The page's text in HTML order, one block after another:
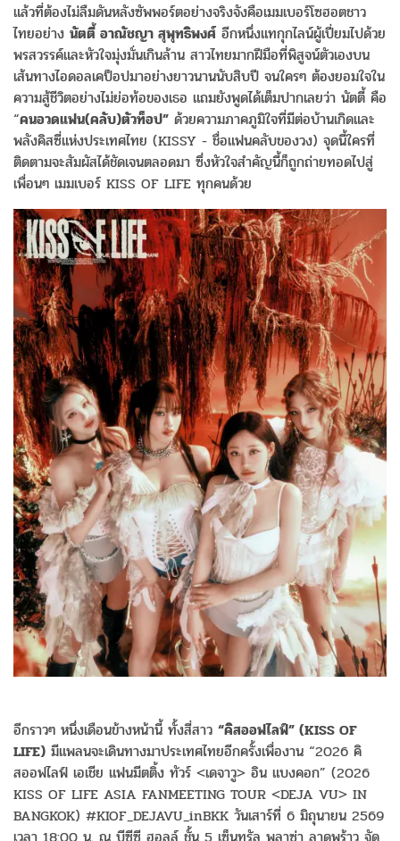
แล้วที่ต้องไม่ลืมดันหลังซัพพอร์ตอย่างจริงจังคือเมมเบอร์โซฮอตชาว
ไทยอย่าง นัตตี้ อาณัชญา สุพุทธิพงศ์ อีกหนึ่งแทกุกไลน์ผู้เปี่ยมไปด้วย
พรสวรรค์และหัวใจมุ่งมั่นเกินล้าน สาวไทยมากฝีมือที่พิสูจน์ตัวเองบน
เส้นทางไอดอลเคป็อปมาอย่างยาวนานนับสิบปี จนใครๆ ต้องยอมใจใน
ความสู้ชีวิตอย่างไม่ย่อท้อของเธอ แถมยังพูดได้เต็มปากเลยว่า นัตตี้ คือ
“คนอวดแฟน(คลับ)ตัวท็อป” ด้วยความภาคภูมิใจที่มีต่อบ้านเกิดและ
พลังคิสซี่แห่งประเทศไทย (KISSY - ชื่อแฟนคลับของวง) จุดนี้ใครที่
ติดตามจะสัมผัสได้ชัดเจนตลอดมา ซึ่งหัวใจสำคัญนี้ก็ถูกถ่ายทอดไปสู่
เพื่อนๆ เมมเบอร์ KISS OF LIFE ทุกคนด้วย
อีกราวๆ หนึ่งเดือนข้างหน้านี้ ทั้งสี่สาว “คิสออฟไลฟ์” (KISS OF
LIFE) มีแพลนจะเดินทางมาประเทศไทยอีกครั้งเพื่องาน “2026 คิ
สออฟไลฟ์ เอเชีย แฟนมีตติ้ง ทัวร์ <เดจาวู> อิน แบงคอก” (2026
KISS OF LIFE ASIA FANMEETING TOUR <DEJA VU> IN
BANGKOK) #KIOF_DEJAVU_inBKK วันเสาร์ที่ 6 มิถุนายน 2569
เวลา 18:00 น. ณ บีซีซี ฮอลล์ ชั้น 5 เซ็นทรัล พลาซ่า ลาดพร้าว จัด